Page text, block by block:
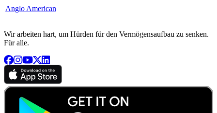
Anglo American
Wir arbeiten hart, um Hürden für den Vermögensaufbau zu senken.
Für alle.